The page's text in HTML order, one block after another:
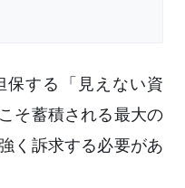
保する「見えない資
そ蓄積される最大の
く訴求する必要があ